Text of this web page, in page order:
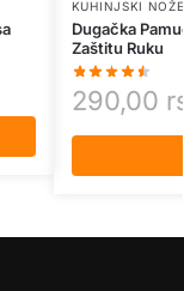
KUHINJSKI
Dugačka
Zaštitu Ruku
290,00